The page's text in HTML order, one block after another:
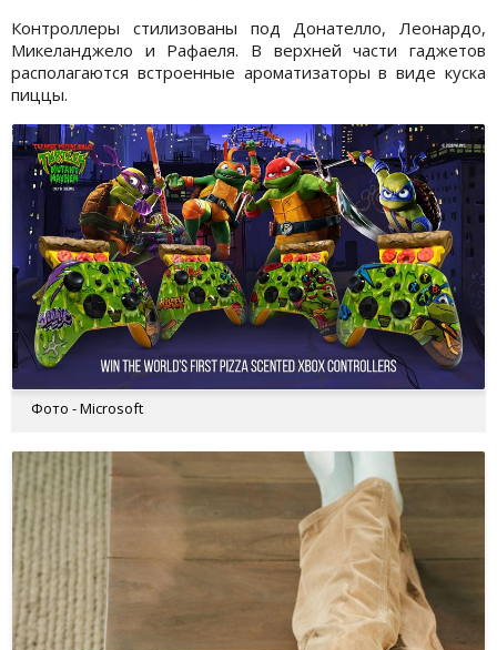
Контроллеры стилизованы под Донателло, Леонардо,
Микеланджело и Рафаеля. В верхней части гаджетов
располагаются встроенные ароматизаторы в виде куска
пиццы.
Фото - Microsoft